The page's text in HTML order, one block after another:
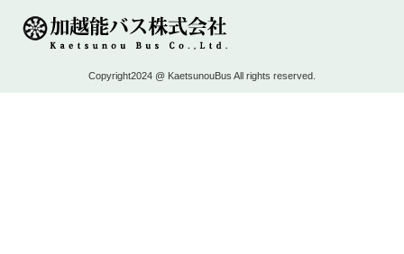
Copyright2024 @ KaetsunouBus All rights reserved.